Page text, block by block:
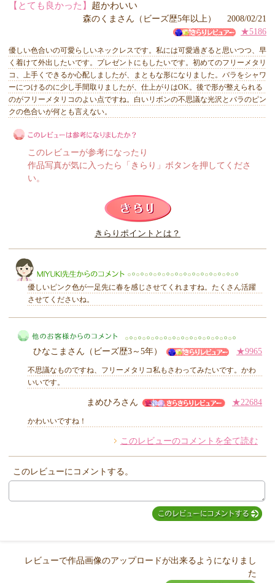
【とても良かった】 超かわいい
森のくまさん（ビーズ歴5年以上） 2008/02/21
★5186
優しい色合いの可愛らしいネックレスです。私には可愛過ぎると思いつつ、早
く着けて外出したいです。プレゼントにもしたいです。初めてのフリーメタリ
コ、上手くできるか心配しましたが、まともな形になりました。バラをシャワ
ーにつけるのに少し手間取りましたが、仕上がりはOK。後で形が整えられる
のがフリーメタリコのよい点ですね。白いリボンの不思議な光沢とバラのピン
クの色合いが何とも言えない。
このレビューは参考になりましたか？
このレビューが参考になったり
作品写真が気に入ったら「きらり」ボタンを押してくださ
い。
きらりポイントとは？
MIYUKI先生からのコメント
優しいピンク色が一足先に春を感じさせてくれますね。たくさん活躍
させてくださいね。
他のお客様からのコメント
ひなこまさん（ビーズ歴3～5年） ★9965
不思議なものですね、フリーメタリコ私もさわってみたいです。かわ
いいです。
まめひろさん ★22684
かわいいですね！
このレビューのコメントを全て読む
このレビューにコメントする。
レビューで作品画像のアップロードが出来るようになりまし
た